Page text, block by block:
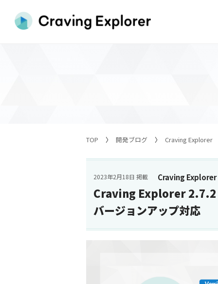
TOP 開発ブログ Craving Explorer
Craving Explorer
2023年2月18日 掲載
Craving Explorer 2.7.2
バージョンアップ対応